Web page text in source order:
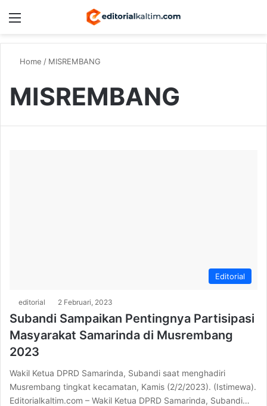
Home / MISREMBANG
MISREMBANG
Editorial
editorial 2 Februari, 2023
Subandi Sampaikan Pentingnya Partisipasi
Masyarakat Samarinda di Musrembang
2023
Wakil Ketua DPRD Samarinda, Subandi saat menghadiri
Musrembang tingkat kecamatan, Kamis (2/2/2023). (Istimewa).
Editorialkaltim.com – Wakil Ketua DPRD Samarinda, Subandi…